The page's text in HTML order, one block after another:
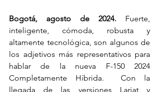
Bogotá, agosto de 2024. Fuerte,
inteligente, cómoda, robusta y
altamente tecnológica, son algunos de
los adjetivos más representativos para
hablar de la nueva F-150 2024
Completamente Híbrida.  Con la
llegada de las versiones Lariat y